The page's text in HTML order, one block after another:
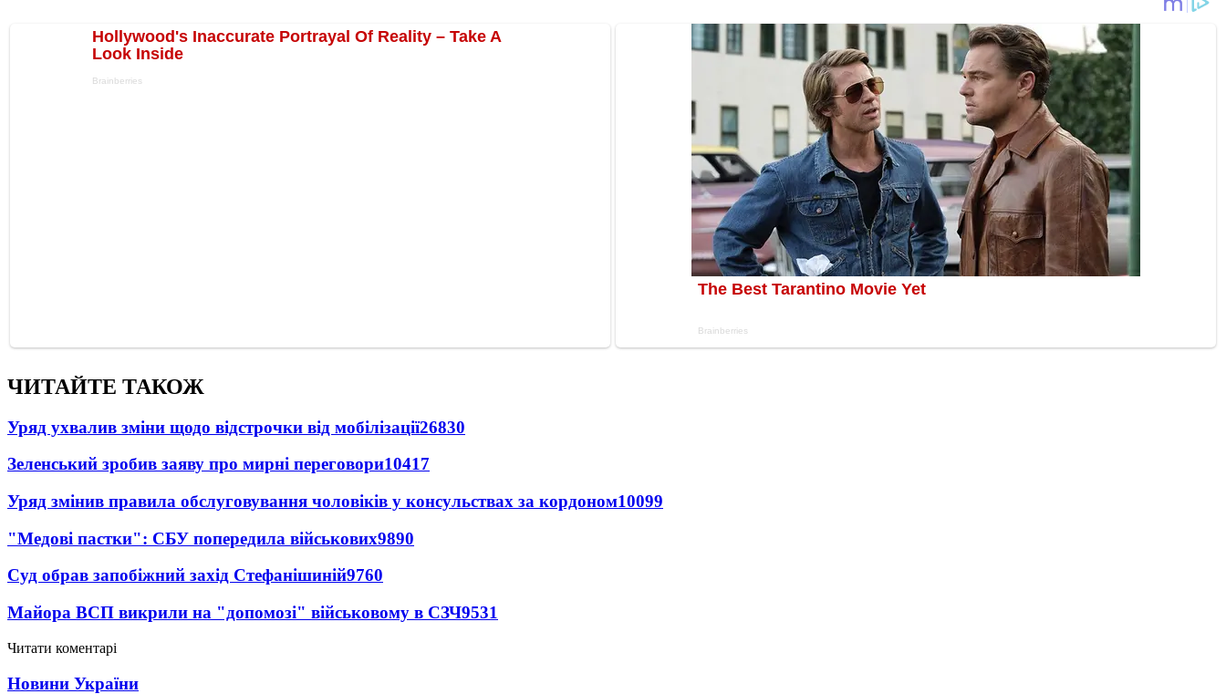
ЧИТАЙТЕ ТАКОЖ
Уряд ухвалив зміни щодо відстрочки від мобілізації26830
Зеленський зробив заяву про мирні переговори10417
Уряд змінив правила обслуговування чоловіків у консульствах за кордоном10099
"Медові пастки": СБУ попередила військових9890
Суд обрав запобіжний захід Стефанішиній9760
Майора ВСП викрили на "допомозі" військовому в СЗЧ9531
Читати коментарі
Новини України